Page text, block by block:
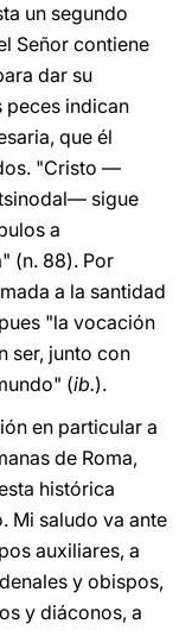
un segundo
Señor contiene
dar su
peces indican
que él
"Cristo —
sigue
a
(n. 88). Por
a la santidad
"la vocación
ser, junto con
(ib.).
en particular a
de Roma,
histórica
Mi saludo va ante
auxiliares, a
y obispos,
y diáconos, a